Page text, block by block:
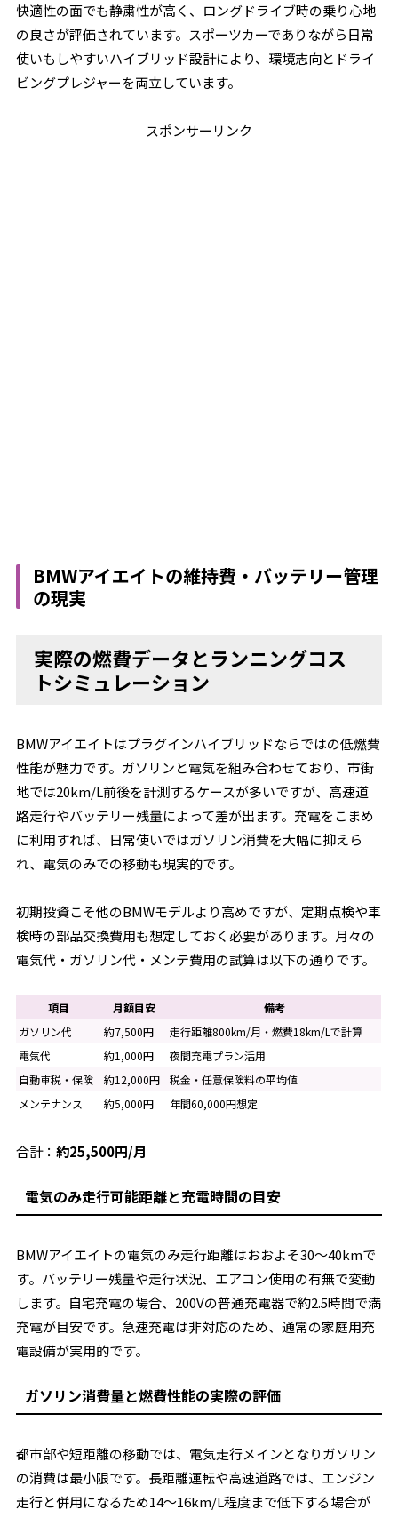
快適性の面でも静粛性が高く、ロングドライブ時の乗り心地
の良さが評価されています。スポーツカーでありながら日常
使いもしやすいハイブリッド設計により、環境志向とドライ
ビングプレジャーを両立しています。
スポンサーリンク
BMWアイエイトの維持費・バッテリー管理
の現実
実際の燃費データとランニングコス
トシミュレーション
BMWアイエイトはプラグインハイブリッドならではの低燃費
性能が魅力です。ガソリンと電気を組み合わせており、市街
地では20km/L前後を計測するケースが多いですが、高速道
路走行やバッテリー残量によって差が出ます。充電をこまめ
に利用すれば、日常使いではガソリン消費を大幅に抑えら
れ、電気のみでの移動も現実的です。
初期投資こそ他のBMWモデルより高めですが、定期点検や車
検時の部品交換費用も想定しておく必要があります。月々の
電気代・ガソリン代・メンテ費用の試算は以下の通りです。
項目 月額目安
備考
ガソリン代
約7,500円
走行距離800km/月・燃費18km/Lで計算
電気代
約1,000円
夜間充電プラン活用
自動車税・保険
約12,000円
税金・任意保険料の平均値
メンテナンス
約5,000円 年間60,000円想定
合計：約25,500円/月
電気のみ走行可能距離と充電時間の目安
BMWアイエイトの電気のみ走行距離はおおよそ30〜40kmで
す。バッテリー残量や走行状況、エアコン使用の有無で変動
します。自宅充電の場合、200Vの普通充電器で約2.5時間で満
充電が目安です。急速充電は非対応のため、通常の家庭用充
電設備が実用的です。
ガソリン消費量と燃費性能の実際の評価
都市部や短距離の移動では、電気走行メインとなりガソリン
の消費は最小限です。長距離運転や高速道路では、エンジン
走行と併用になるため14〜16km/L程度まで低下する場合が